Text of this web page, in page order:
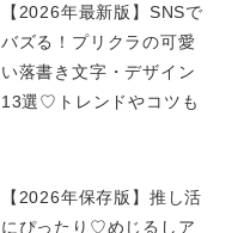
【2026年最新版】SNSで
バズる！プリクラの可愛
い落書き文字・デザイン
13選♡トレンドやコツも
【2026年保存版】推し活
にぴったり♡めじるしア